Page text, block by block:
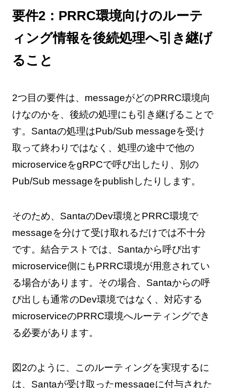
要件2：PRRC環境向けのルーテ
ィング情報を後続処理へ引き継げ
ること
2つ目の要件は、messageがどのPRRC環境向
けなのかを、後続の処理にも引き継げることで
す。Santaの処理はPub/Sub messageを受け
取って終わりではなく、処理の途中で他の
microserviceをgRPCで呼び出したり、別の
Pub/Sub messageをpublishしたりします。
そのため、SantaのDev環境とPRRC環境で
messageを分けて受け取れるだけでは不十分
です。結合テストでは、Santaから呼び出す
microservice側にもPRRC環境が用意されてい
る場合があります。その場合、Santaからの呼
び出しも通常のDev環境ではなく、対応する
microserviceのPRRC環境へルーティングでき
る必要があります。
図2のように、このルーティングを実現するに
は、Santaが受け取ったmessageに付与された